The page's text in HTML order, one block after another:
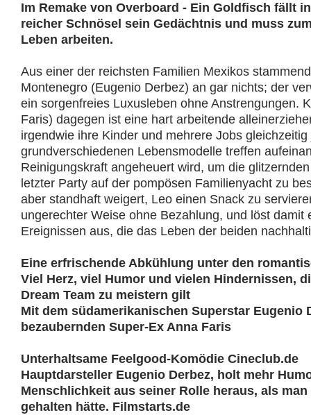
Im Remake von Overboard - Ein Goldfisch fällt
reicher Schnösel sein Gedächtnis und muss
Leben arbeiten.
Aus einer der reichsten Familien Mexikos
Montenegro (Eugenio Derbez) an gar nichts; der
ein sorgenfreies Luxusleben ohne Anstrengungen.
Faris) dagegen ist eine hart arbeitende
irgendwie ihre Kinder und mehrere Jobs
grundverschiedenen Lebensmodelle treffen
Reinigungskraft angeheuert wird, um die
letzter Party auf der pompösen Familienyacht zu
aber standhaft weigert, Leo einen Snack zu
ungerechter Weise ohne Bezahlung, und löst damit
Ereignissen aus, die das Leben der beiden
Eine erfrischende Abkühlung unter den
Viel Herz, viel Humor und vielen Hindernissen,
Dream Team zu meistern gilt
Mit dem südamerikanischen Superstar Eugenio
bezaubernden Super-Ex Anna Faris
Unterhaltsame Feelgood-Komödie Cineclub.de
Hauptdarsteller Eugenio Derbez, holt mehr
Menschlichkeit aus seiner Rolle heraus, als
gehalten hätte. Filmstarts.de